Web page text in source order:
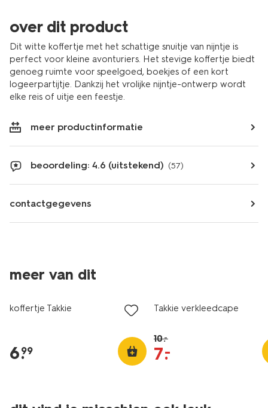
over dit product
Dit witte koffertje met het schattige snuitje van nijntje is
perfect voor kleine avonturiers. Het stevige koffertje biedt
genoeg ruimte voor speelgoed, boekjes of een kort
logeerpartijtje. Dankzij het vrolijke nijntje-ontwerp wordt
elke reis of uitje een feestje.
meer productinformatie
beoordeling: 4.6 (uitstekend) (57)
contactgegevens
meer van dit
koffertje Takkie
6.
99
Takkie verkleedcape
10.–
7.
–